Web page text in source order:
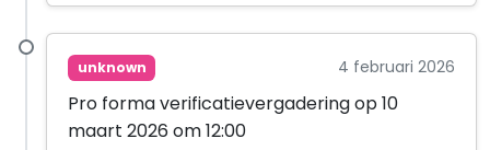
unknown 4 februari 2026
Pro forma verificatievergadering op 10
maart 2026 om 12:00